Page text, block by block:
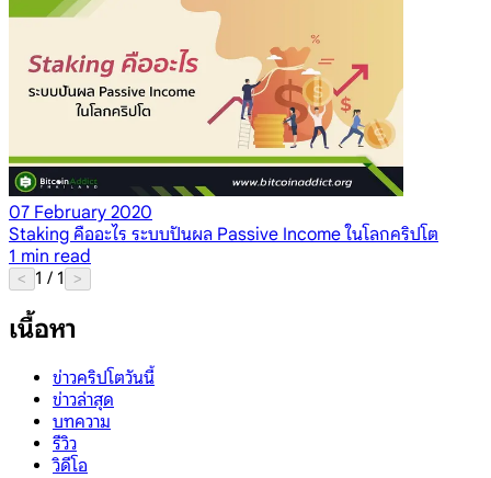
07 February 2020
Staking คืออะไร ระบบปันผล Passive Income ในโลกคริปโต
1 min read
< 1 / 1 >
เนื้อหา
ข่าวคริปโตวันนี้
ข่าวล่าสุด
บทความ
รีวิว
วิดีโอ